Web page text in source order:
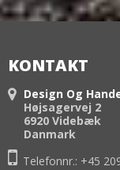
KONTAKT
Design Og
Højsagervej 2
6920 Videbæk
Danmark
Telefonnr.: +45